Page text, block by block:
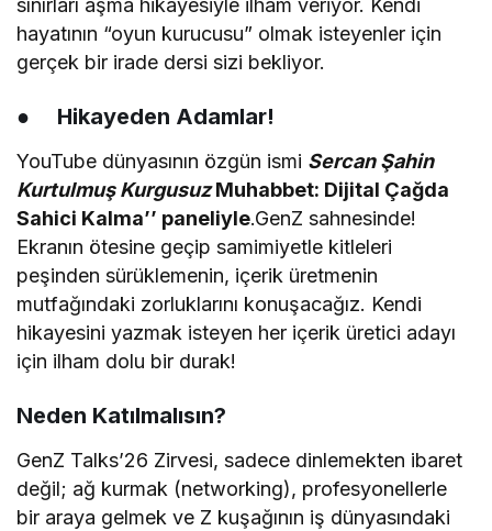
sınırları aşma hikayesiyle ilham veriyor. Kendi
hayatının “oyun kurucusu” olmak isteyenler için
gerçek bir irade dersi sizi bekliyor.
● Hikayeden Adamlar!
YouTube dünyasının özgün ismi Sercan Şahin
KurtulmuşKurgusuzMuhabbet: Dijital Çağda
Sahici Kalma’’ paneliyle.GenZ sahnesinde!
Ekranın ötesine geçip samimiyetle kitleleri
peşinden sürüklemenin, içerik üretmenin
mutfağındaki zorluklarını konuşacağız. Kendi
hikayesini yazmak isteyen her içerik üretici adayı
için ilham dolu bir durak!
Neden Katılmalısın?
GenZ Talks’26 Zirvesi, sadece dinlemekten ibaret
değil; ağ kurmak (networking), profesyonellerle
bir araya gelmek ve Z kuşağının iş dünyasındaki